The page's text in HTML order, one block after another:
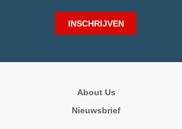
INSCHRIJVEN
About Us
Nieuwsbrief